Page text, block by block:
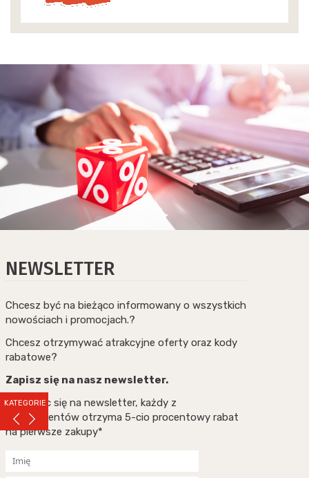
KATEGORIE
NEWSLETTER
Chcesz być na bieżąco informowany o wszystkich
nowościach i promocjach.?
Chcesz otrzymywać atrakcyjne oferty oraz kody
rabatowe?
Zapisz się na nasz newsletter.
Zapisując się na newsletter, każdy z
subskrybentów otrzyma 5-cio procentowy rabat
na pierwsze zakupy*